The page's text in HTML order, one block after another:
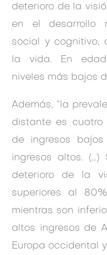
deterioro de la
en el desarrollo
social y cognitivo,
la vida. En edad
niveles más bajos
Además, “la
distante es cuatro
de ingresos
ingresos altos.
deterioro de la
superiores al
mientras son
altos ingresos de
Europa occidental